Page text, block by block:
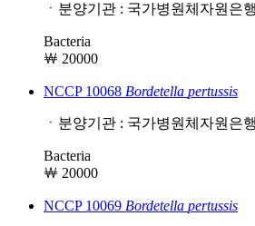
ㆍ분양기관 : 국가병원체자원은행
Bacteria
￦ 20000
NCCP 10068 Bordetella pertussis
ㆍ분양기관 : 국가병원체자원은행
Bacteria
￦ 20000
NCCP 10069 Bordetella pertussis